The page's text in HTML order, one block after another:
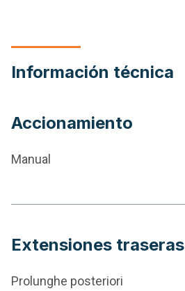
Información técnica
Accionamiento
Manual
Extensiones traseras
Prolunghe posteriori